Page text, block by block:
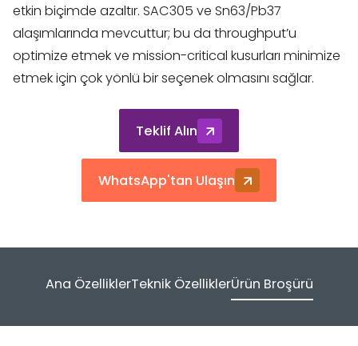
etkin biçimde azaltır. SAC305 ve Sn63/Pb37
alaşımlarında mevcuttur; bu da throughput’u
optimize etmek ve mission-critical kusurları minimize
etmek için çok yönlü bir seçenek olmasını sağlar.
Teklif Alın
WhatsApp'tan Ulaşın
Ana ÖzelliklerTeknik ÖzelliklerÜrün Broşürü